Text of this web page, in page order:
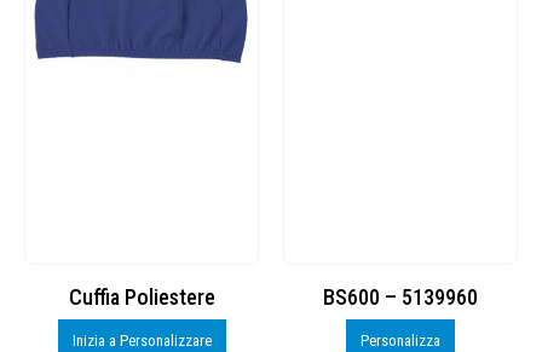
Cuffia Poliestere
Inizia a Personalizzare
BS600 – 5139960
Personalizza